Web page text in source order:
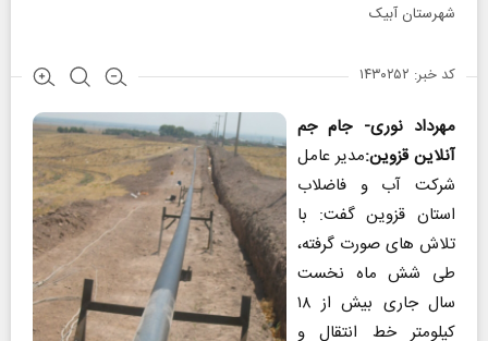
شهرستان آبیک
کد خبر: ۱۴۳۰۲۵۲
مهرداد نوری- جام جم
آنلاین قزوین:مدیر عامل
شرکت آب و فاضلاب
استان قزوین گفت: با
تلاش های صورت گرفته،
طی شش ماه نخست
سال جاری بیش از ۱۸
کیلومتر خط انتقال و